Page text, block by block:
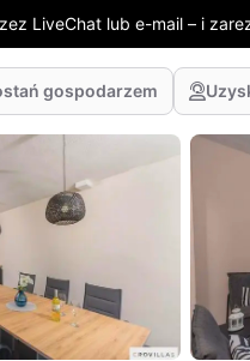
LiveChat lub e-mail – i
gospodarzem